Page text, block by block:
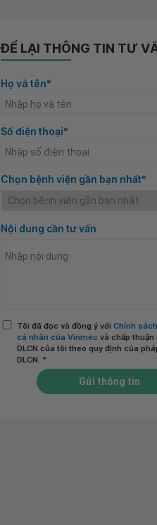
ĐỂ LẠI THÔNG TIN TƯ
Họ và tên*
Số điện thoại*
Chọn bệnh viện gần bạn nhất*
Nội dung cần tư vấn
Tôi đã đọc và đồng ý với Chính
cá nhân của Vinmec và chấp
DLCN của tôi theo quy định của
DLCN. *
Gửi thông tin